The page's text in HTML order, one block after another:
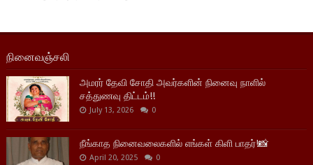
நினைவஞ்சலி
அமரர் தேவி சோதி அவர்களின் நினைவு நாளில்
சத்துணவு திட்டம்!!
July 13, 2026 0
நீங்காத நினைவலைகளில் எங்கள் கிளி பாதர்!📸
April 20, 2025 0